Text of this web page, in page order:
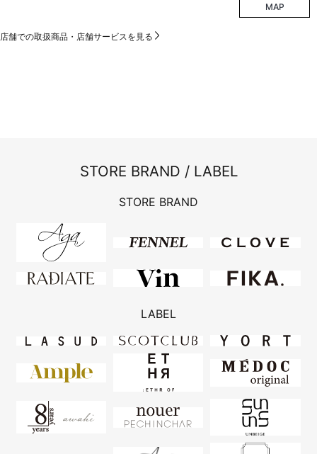
MAP
店舗での取扱商品・店舗サービスを見る
STORE BRAND / LABEL
STORE BRAND
LABEL